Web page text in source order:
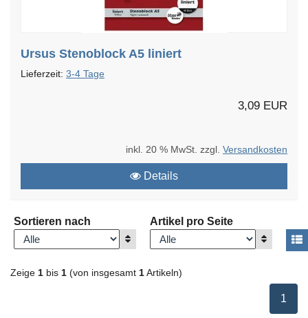
Ursus Stenoblock A5 liniert
Lieferzeit: 3-4 Tage
3,09 EUR
inkl. 20 % MwSt. zzgl. Versandkosten
Details
Sortieren nach
Anzeigen
Artikel pro Seite
Anzeigen
Zeige 1 bis 1 (von insgesamt 1 Artikeln)
1